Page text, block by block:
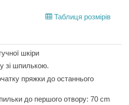
Таблиця розмірів
шкіри
зі шпилькою.
пряжки до останнього
до першого отвору: 70 cm